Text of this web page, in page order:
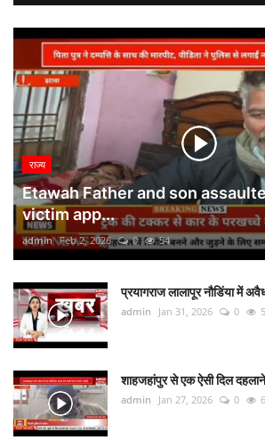
राज्य
Etawah Father and son
victim app...
admin Feb 2, 2026 0 54
प्रयागराज लालापूर नौडिंया में
admin Jan 31, 2026 0
शाहजहांपुर से एक ऐसी दिल
admin Jan 27, 2026 0